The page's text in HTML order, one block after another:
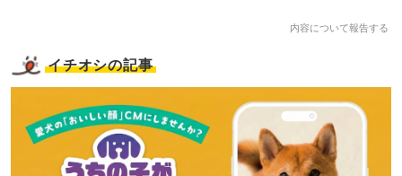
内容について報告する
イチオシの記事